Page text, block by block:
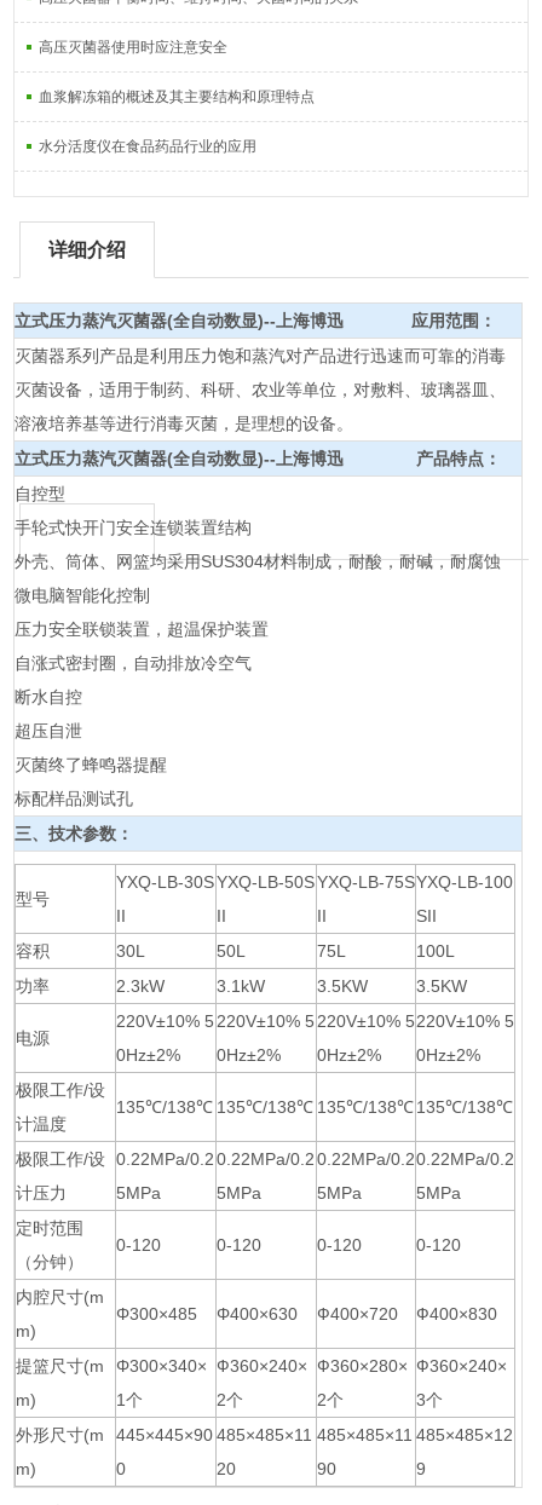
高压灭菌器使用时应注意安全
血浆解冻箱的概述及其主要结构和原理特点
水分活度仪在食品药品行业的应用
详细介绍
立式压力蒸汽灭菌器(全自动数显)--上海博迅 应用范围：
灭菌器系列产品是利用压力饱和蒸汽对产品进行迅速而可靠的消毒
灭菌设备，适用于制药、科研、农业等单位，对敷料、玻璃器皿、
溶液培养基等进行消毒灭菌，是理想的设备。
立式压力蒸汽灭菌器(全自动数显)--上海博迅 产品特点：
自控型
手轮式快开门安全连锁装置结构
外壳、筒体、网篮均采用SUS304材料制成，耐酸，耐碱，耐腐蚀
微电脑智能化控制
压力安全联锁装置，超温保护装置
自涨式密封圈，自动排放冷空气
断水自控
超压自泄
灭菌终了蜂鸣器提醒
标配样品测试孔
三、技术参数：
型号
YXQ-LB-30S
II
YXQ-LB-50S
II
YXQ-LB-75S
II
YXQ-LB-100
SII
容积
30L 50L 75L
100L
功率
2.3kW 3.1kW 3.5KW 3.5KW
电源
220V±10% 5
0Hz±2%
220V±10% 5
0Hz±2%
220V±10% 5
0Hz±2%
220V±10% 5
0Hz±2%
极限工作/设
计温度
135℃/138℃ 135℃/138℃ 135℃/138℃135℃/138℃
极限工作/设
计压力
0.22MPa/0.2
5MPa
0.22MPa/0.2
5MPa
0.22MPa/0.2
5MPa
0.22MPa/0.2
5MPa
定时范围
（分钟）
0-120 0-120 0-120 0-120
内腔尺寸(m
m)
Φ300×485 Φ400×630 Ф400×720 Ф400×830
提篮尺寸(m
m)
Φ300×340×
1个
Ф360×240×
2个
Ф360×280×
2个
Ф360×240×
3个
外形尺寸(m
m)
445×445×90
0
485×485×11
20
485×485×11
90
485×485×12
9